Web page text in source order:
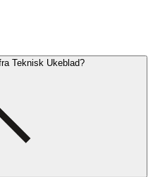
Teknisk Ukeblad?